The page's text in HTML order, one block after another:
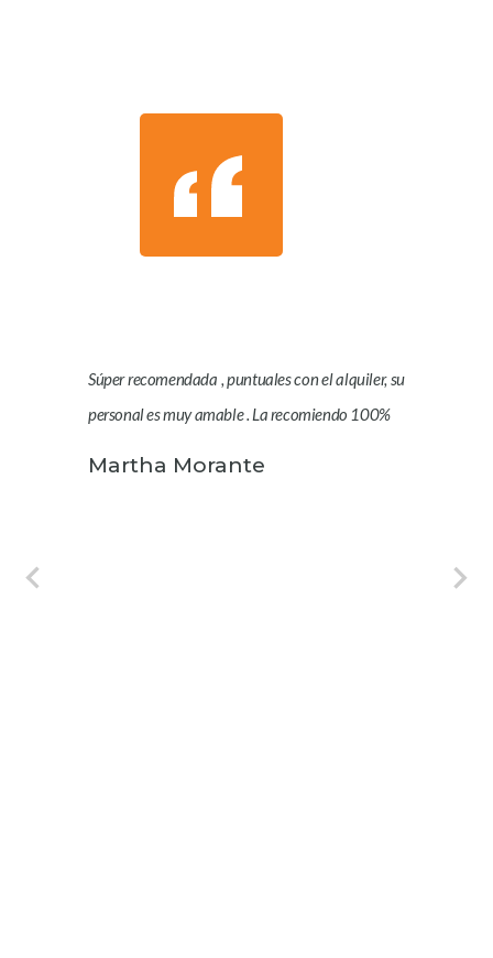
Súper recomendada , puntuales con el alquiler, su
personal es muy amable . La recomiendo 100%
Martha Morante